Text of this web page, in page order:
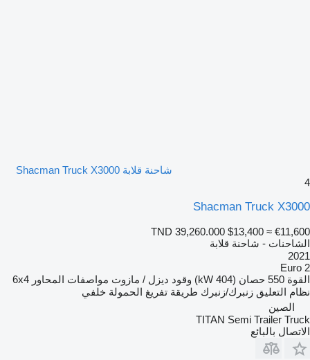
شاحنة قلابة Shacman Truck X3000
4
Shacman Truck X3000
TND 39,260.000 $13,400 ≈ €11,600
الشاحنات - شاحنة قلابة
2021
Euro 2
القوة 550 حصان (404 kW) وقود ديزل / مازوت مواصفات المحاور 6x4
نظام التعليق زنبرك/زنبرك طريقة تفريغ الحمولة خلفي
الصين
TITAN Semi Trailer Truck
الاتصال بالبائع